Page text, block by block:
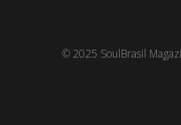
© 2025 SoulBrasil